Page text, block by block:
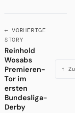
← VORHERIGE
STORY
Reinhold
Wosabs
Premieren-
Tor im
ersten
Bundesliga-
Derby
↑